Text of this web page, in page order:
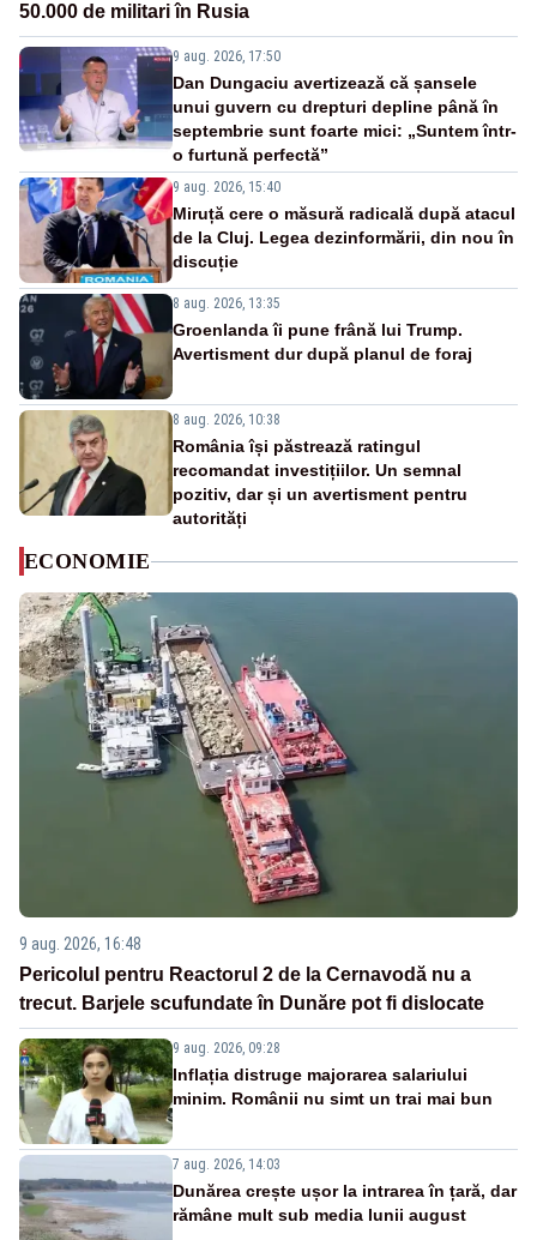
50.000 de militari în Rusia
9 aug. 2026, 17:50
Dan Dungaciu avertizează că șansele
unui guvern cu drepturi depline până în
septembrie sunt foarte mici: „Suntem într-
o furtună perfectă”
9 aug. 2026, 15:40
Miruță cere o măsură radicală după atacul
de la Cluj. Legea dezinformării, din nou în
discuție
8 aug. 2026, 13:35
Groenlanda îi pune frână lui Trump.
Avertisment dur după planul de foraj
8 aug. 2026, 10:38
România își păstrează ratingul
recomandat investițiilor. Un semnal
pozitiv, dar și un avertisment pentru
autorități
ECONOMIE
9 aug. 2026, 16:48
Pericolul pentru Reactorul 2 de la Cernavodă nu a
trecut. Barjele scufundate în Dunăre pot fi dislocate
9 aug. 2026, 09:28
Inflația distruge majorarea salariului
minim. Românii nu simt un trai mai bun
7 aug. 2026, 14:03
Dunărea crește ușor la intrarea în țară, dar
rămâne mult sub media lunii august